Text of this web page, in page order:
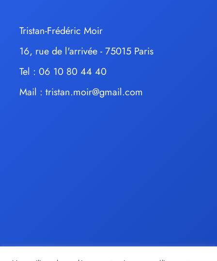
Tristan-Frédéric Moir
16, rue de l'arrivée - 75015 Paris
Tel : 06 10 80 44 40
Mail : tristan.moir@gmail.com